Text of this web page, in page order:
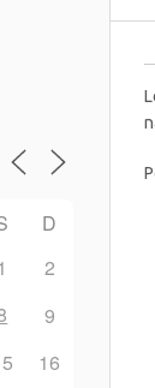
D
2
9
16